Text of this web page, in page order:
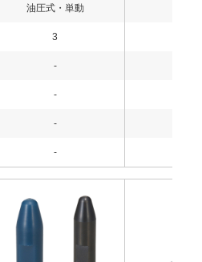
油圧式・単動
3
-
-
-
-